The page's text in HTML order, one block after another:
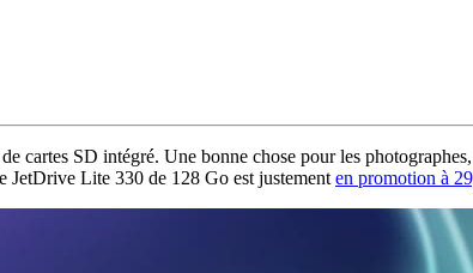
cartes SD intégré. Une bonne chose pour les
JetDrive Lite 330 de 128 Go est justement en promotion à